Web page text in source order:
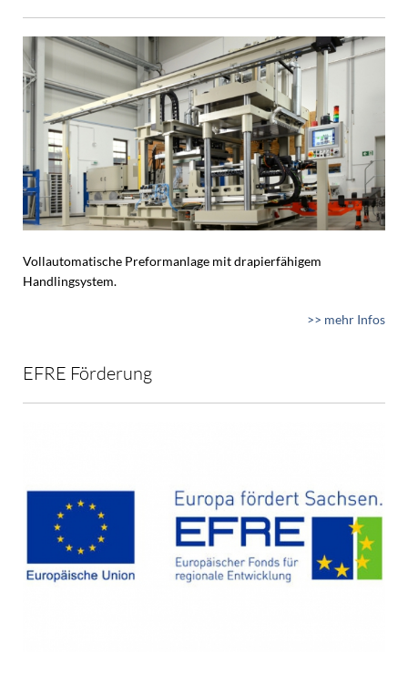
Vollautomatische Preformanlage mit drapierfähigem
Handlingsystem.
>> mehr Infos
EFRE Förderung